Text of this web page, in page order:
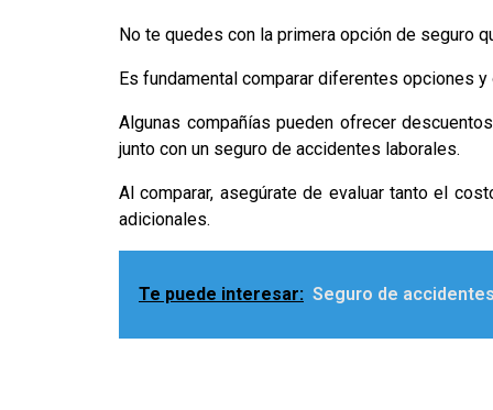
No te quedes con la primera opción de seguro
Es fundamental comparar diferentes opciones
Algunas compañías pueden ofrecer
junto con un seguro de accidentes laborales.
Al comparar, asegúrate de evaluar tanto el
adicionales.
Te puede interesar: Seguro de